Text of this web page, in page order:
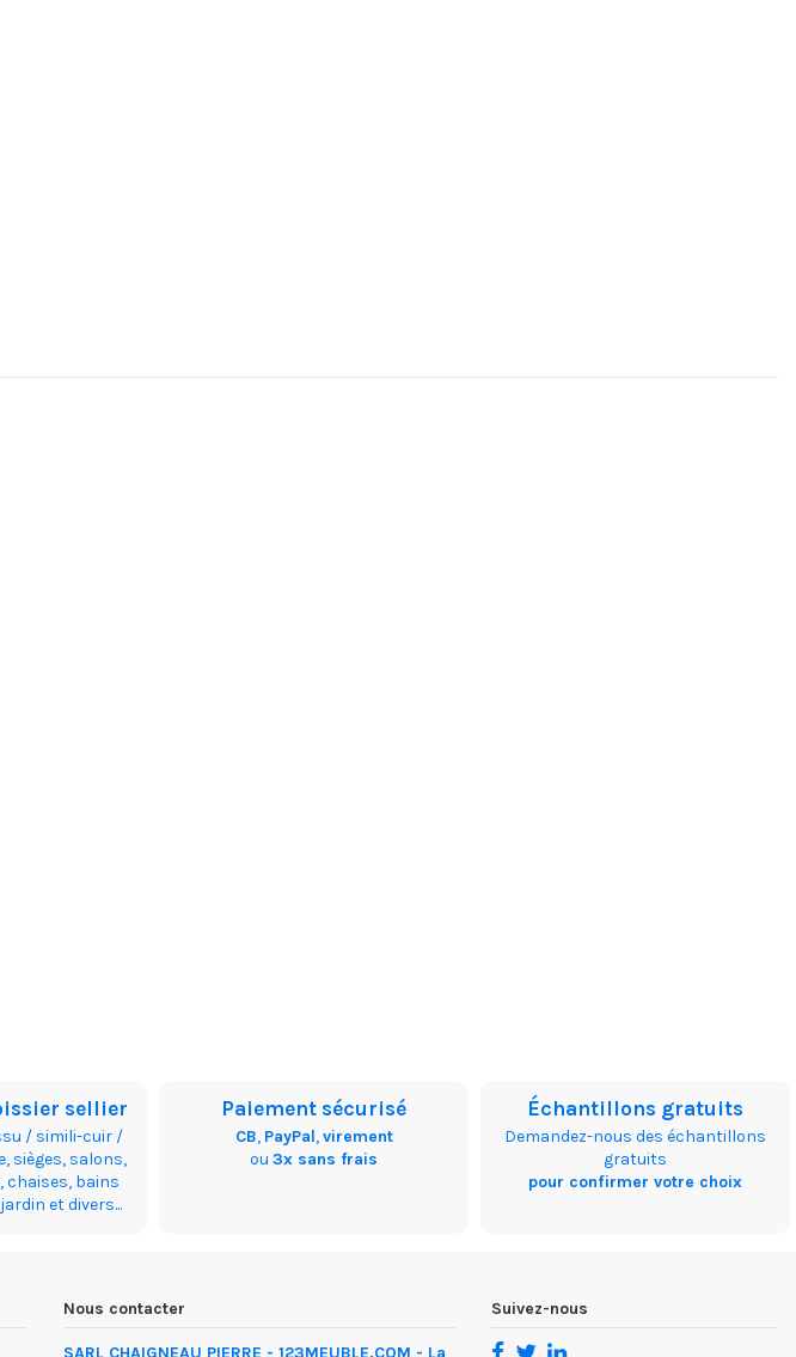
sellier
/ simili-cuir /
sièges, salons,
chaises, bains
et divers...
Paiement sécurisé
CB, PayPal,virement
ou3x sans frais
Échantillons gratuits
Demandez-nous des échantillons
gratuits
pour confirmer votre choix
Nous contacter
SARL CHAIGNEAU PIERRE - 123MEUBLE.COM - La
Suivez-nous